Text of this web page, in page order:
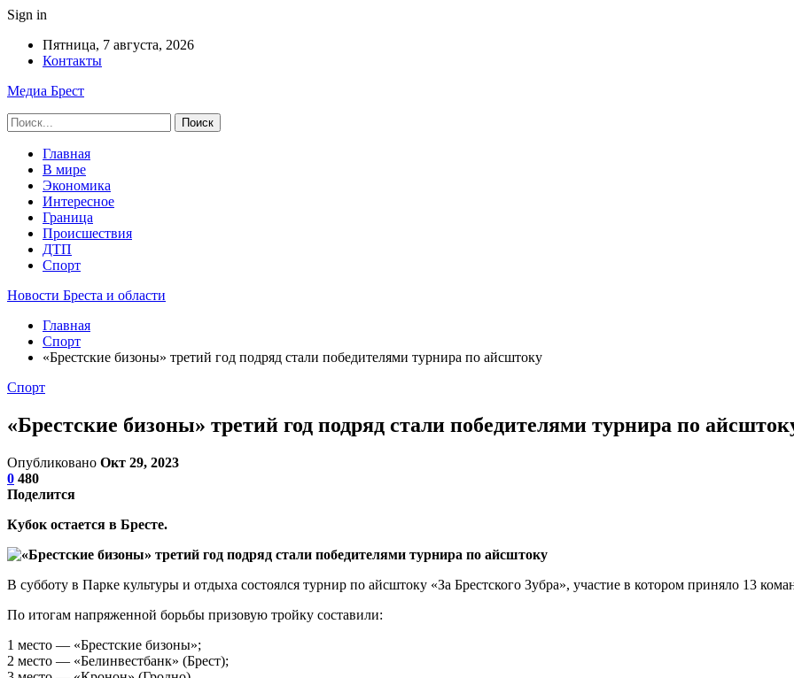
Sign in
Пятница, 7 августа, 2026
Контакты
Медиа Брест
Главная
В мире
Экономика
Интересное
Граница
Происшествия
ДТП
Спорт
Новости Бреста и области
Главная
Спорт
«Брестские бизоны» третий год подряд стали победителями турнира по айсштоку
Спорт
«Брестские бизоны» третий год подряд стали победителями турнира по
Опубликовано Окт 29, 2023
0 480
Поделится
Кубок остается в Бресте.
В субботу в Парке культуры и отдыха состоялся турнир по айсштоку «За Брестского Зубра», участие в котором приняло 13
По итогам напряженной борьбы призовую тройку составили:
1 место — «Брестские бизоны»;
2 место — «Белинвестбанк» (Брест);